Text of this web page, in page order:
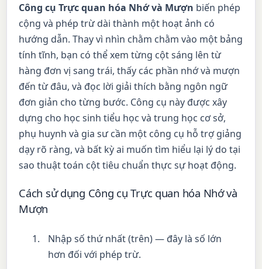
Công cụ Trực quan hóa Nhớ và Mượn biến phép
cộng và phép trừ dài thành một hoạt ảnh có
hướng dẫn. Thay vì nhìn chằm chằm vào một bảng
tính tĩnh, bạn có thể xem từng cột sáng lên từ
hàng đơn vị sang trái, thấy các phần nhớ và mượn
đến từ đâu, và đọc lời giải thích bằng ngôn ngữ
đơn giản cho từng bước. Công cụ này được xây
dựng cho học sinh tiểu học và trung học cơ sở,
phụ huynh và gia sư cần một công cụ hỗ trợ giảng
dạy rõ ràng, và bất kỳ ai muốn tìm hiểu lại lý do tại
sao thuật toán cột tiêu chuẩn thực sự hoạt động.
Cách sử dụng Công cụ Trực quan hóa Nhớ và
Mượn
Nhập số thứ nhất (trên) — đây là số lớn
hơn đối với phép trừ.